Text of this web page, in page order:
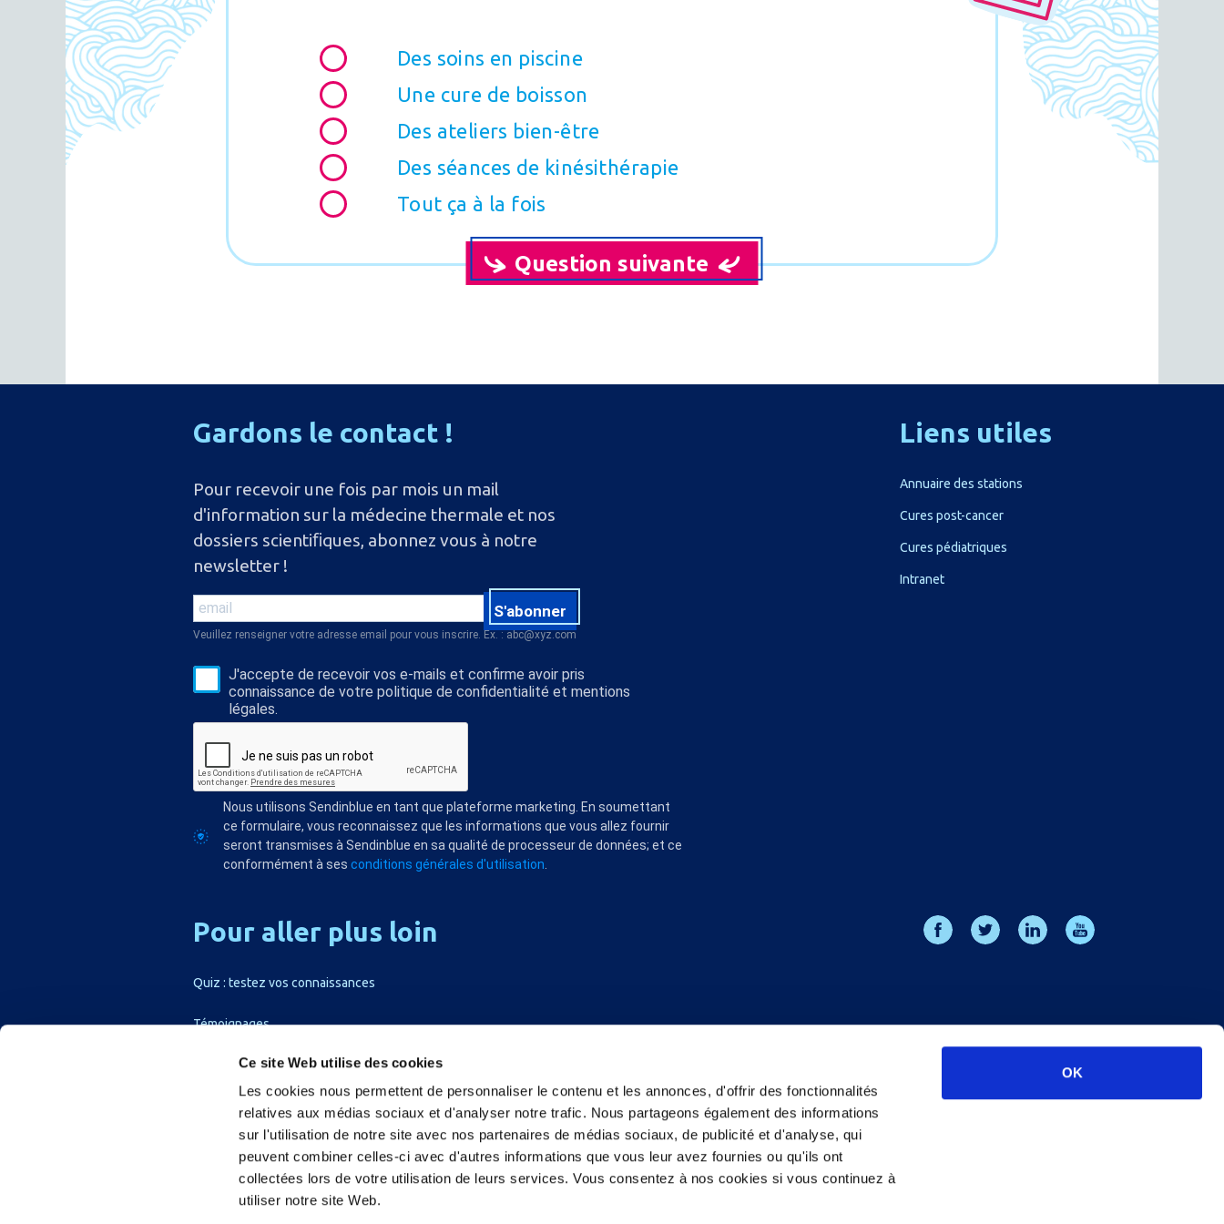
Ce site Web utilise des cookies
Les cookies nous permettent de personnaliser le contenu et les annonces, d'offrir des fonctionnalités
relatives aux médias sociaux et d'analyser notre trafic. Nous partageons également des informations
sur l'utilisation de notre site avec nos partenaires de médias sociaux, de publicité et d'analyse, qui
peuvent combiner celles-ci avec d'autres informations que vous leur avez fournies ou qu'ils ont
collectées lors de votre utilisation de leurs services. Vous consentez à nos cookies si vous continuez à
utiliser notre site Web.
OK
Des soins en piscine
Une cure de boisson
Des ateliers bien-être
Des séances de kinésithérapie
Tout ça à la fois
Question suivante
Gardons le contact !
Pour recevoir une fois par mois un mail
d'information sur la médecine thermale et nos
dossiers scientiﬁques, abonnez vous à notre
newsletter !
S'abonner
Veuillez renseigner votre adresse email pour vous inscrire. Ex. : abc@xyz.com
J'accepte de recevoir vos e-mails et confirme avoir pris
connaissance de votre politique de confidentialité et mentions
légales.
Nous utilisons Sendinblue en tant que plateforme marketing. En soumettant
ce formulaire, vous reconnaissez que les informations que vous allez fournir
seront transmises à Sendinblue en sa qualité de processeur de données; et ce
conformément à sesconditions générales d'utilisation
Liens utiles
Annuaire des stations
Cures post-cancer
Cures pédiatriques
Intranet
Pour aller plus loin
Quiz : testez vos connaissances
Témoignages